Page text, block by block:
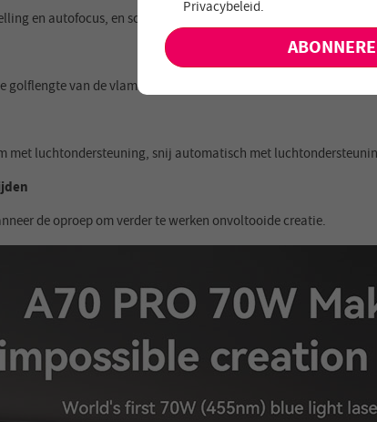
en autofocus, en scherpstellen is binnen 8 seconden klaar.
golflengte van de vlam in het werkgebied 35% overschrijdt,
met luchtondersteuning, snij automatisch met
de oproep om verder te werken onvoltooide creatie.
aanbiedingen en nieuwe
Privacybeleid.